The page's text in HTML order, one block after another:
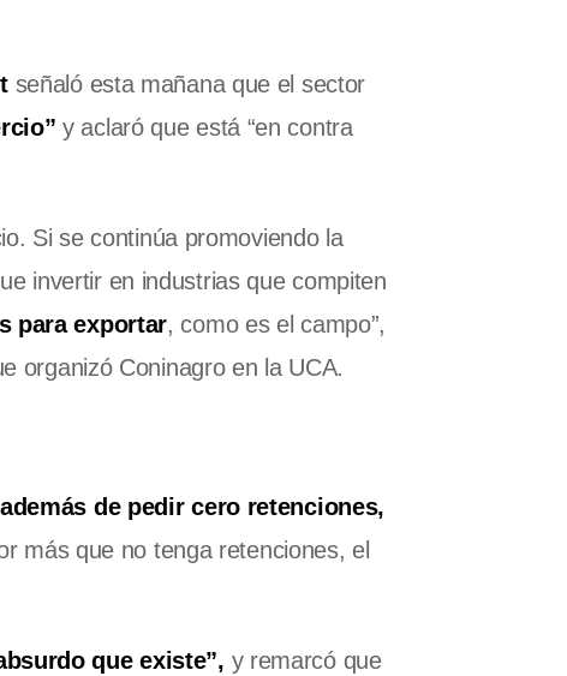
señaló esta mañana que el sector
y aclaró que está “en contra
Si se continúa promoviendo la
invertir en industrias que compiten
para exportar, como es el campo”,
organizó Coninagro en la UCA.
además de pedir cero retenciones,
más que no tenga retenciones, el
que existe”, y remarcó que